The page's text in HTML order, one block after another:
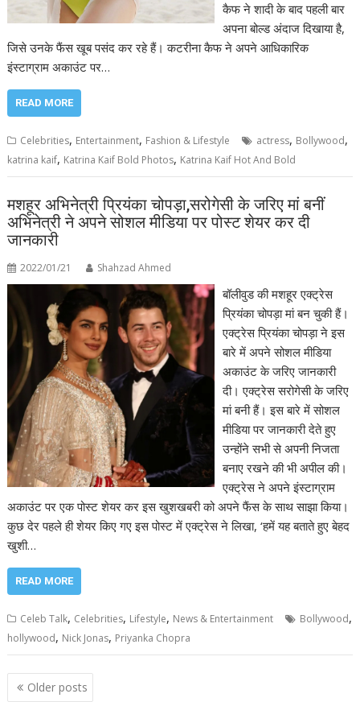
कैफ ने शादी के बाद पहली बार
अपना बोल्ड अंदाज दिखाया है,
जिसे उनके फैंस खूब पसंद कर रहे हैं। कटरीना कैफ ने अपने आधिकारिक
इंस्टाग्राम अकाउंट पर…
READ MORE
Celebrities, Entertainment, Fashion & Lifestyle actress, Bollywood,
katrina kaif, Katrina Kaif Bold Photos, Katrina Kaif Hot And Bold
मशहूर अभिनेत्री प्रियंका चोपड़ा,सरोगेसी के जरिए मां बनीं
अभिनेत्री ने अपने सोशल मीडिया पर पोस्ट शेयर कर दी
जानकारी
2022/01/21 Shahzad Ahmed
बॉलीवुड की मशहूर एक्ट्रेस
प्रियंका चोपड़ा मां बन चुकी हैं।
एक्ट्रेस प्रियंका चोपड़ा ने इस
बारे में अपने सोशल मीडिया
अकाउंट के जरिए जानकारी
दी। एक्ट्रेस सरोगेसी के जरिए
मां बनी हैं। इस बारे में सोशल
मीडिया पर जानकारी देते हुए
उन्होंने सभी से अपनी निजता
बनाए रखने की भी अपील की।
एक्ट्रेस ने अपने इंस्टाग्राम
अकाउंट पर एक पोस्ट शेयर कर इस खुशखबरी को अपने फैंस के साथ साझा किया।
कुछ देर पहले ही शेयर किए गए इस पोस्ट में एक्ट्रेस ने लिखा, ‘हमें यह बताते हुए बेहद
खुशी…
READ MORE
Celeb Talk, Celebrities, Lifestyle, News & Entertainment Bollywood,
hollywood, Nick Jonas, Priyanka Chopra
Posts
Older posts